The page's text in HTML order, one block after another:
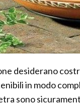
desiderano
in modo
sono